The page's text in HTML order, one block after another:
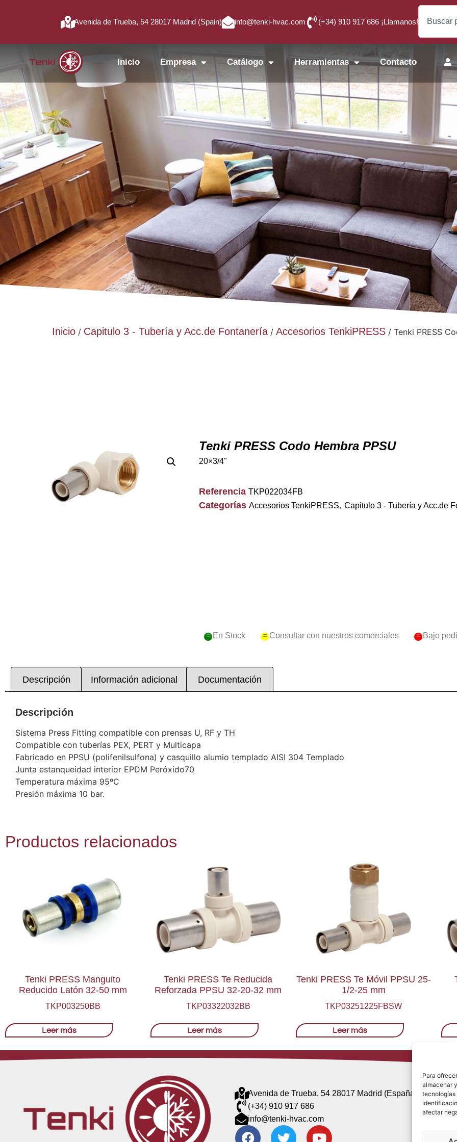
Para
almacenar
tecnologías
afectar
Avenida de Trueba, 54 28017 Madrid (Spain) info@tenki-hvac.com (+34) 910 917 686 ¡Llamanos!
Inicio Empresa Catálogo Herramientas Contacto
Inicio / Capitulo 3 - Tubería y Acc.de Fontanería/ Accesorios TenkiPRESS / Tenki PRESS
Tenki PRESS Codo Hembra PPSU
20×3/4"
Referencia TKP022034FB
Categorías Accesorios TenkiPRESS, Capitulo 3 - Tubería y Acc.de
= En Stock = Consultar con nuestros comerciales = Bajo
Descripción Información adicional Documentación
Descripción
Sistema Press Fitting compatible con prensas U, RF y TH
Compatible con tuberías PEX, PERT y Multicapa
Fabricado en PPSU (polifenilsulfona) y casquillo alumio templado AISI 304 Templado
Junta estanqueidad interior EPDM Peróxido70
Temperatura máxima 95ºC
Presión máxima 10 bar.
Productos relacionados
Tenki PRESS Manguito
Reducido Latón 32-50 mm
TKP003250BB
Leer más
Tenki PRESS Te Reducida
Reforzada PPSU 32-20-32 mm
TKP03322032BB
Leer más
Tenki PRESS Te Móvil PPSU 25-
1/2-25 mm
TKP03251225FBSW
Leer más
Avenida de Trueba, 54 28017 Madrid (España)
(+34) 910 917 686
info@tenki-hvac.com